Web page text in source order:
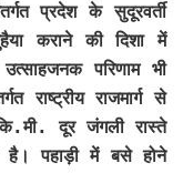
प्रदेश के सुदूरवर्ती
कराने की दिशा में
परिणाम भी
राष्ट्रीय राजमार्ग से
दूर जंगली रास्ते
पहाड़ी में बसे होने